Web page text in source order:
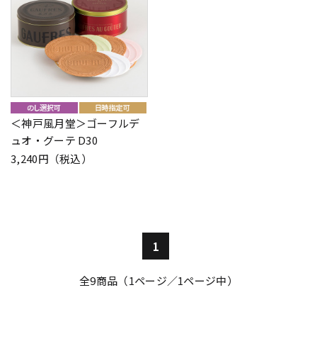
＜神戸風月堂＞ゴーフルデ
ュオ・グーテ D30
3,240円（税込）
1
全9商品（1ページ／1ページ中）